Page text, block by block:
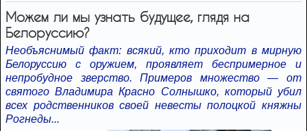
Можем ли мы узнать будущее, глядя на
Белоруссию?
Необъяснимый факт: всякий, кто приходит в мирную
Белоруссию с оружием, проявляет беспримерное и
непробудное зверство. Примеров множество — от
святого Владимира Красно Солнышко, который убил
всех родственников своей невесты полоцкой княжны
Рогнеды...